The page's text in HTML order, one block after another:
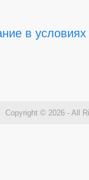
в условиях
Copyright © 2026 - All